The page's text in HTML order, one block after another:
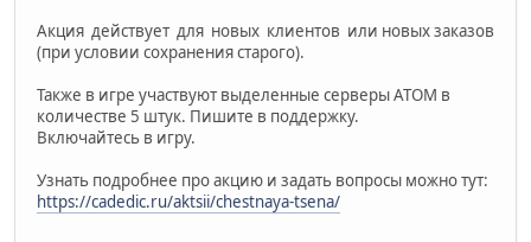
Акция действует для новых клиентов или новых заказов
(при условии сохранения старого).
Также в игре участвуют выделенные серверы ATOM в
количестве 5 штук. Пишите в поддержку.
Включайтесь в игру.
Узнать подробнее про акцию и задать вопросы можно тут:
https://cadedic.ru/aktsii/chestnaya-tsena/